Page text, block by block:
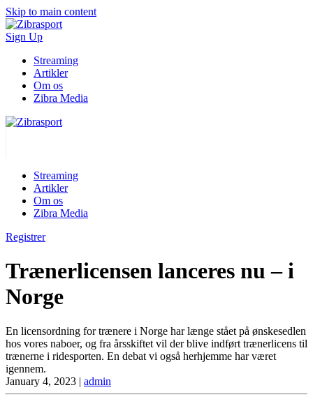
Skip to main content
Sign Up
Streaming
Artikler
Om os
Zibra Media
Streaming
Artikler
Om os
Zibra Media
Registrer
Trænerlicensen lanceres nu – i
Norge
En licensordning for trænere i Norge har længe stået på ønskesedlen
hos vores naboer, og fra årsskiftet vil der blive indført trænerlicens til
trænerne i ridesporten. En debat vi også herhjemme har været
igennem.
January 4, 2023 | admin